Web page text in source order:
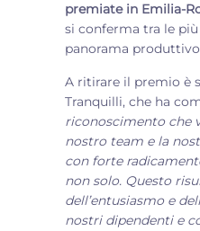
premiate in Emilia-
si conferma tra le
panorama
A ritirare il premio è
Tranquilli, che ha
riconoscimento che
nostro team e la
con forte
non solo. Questo
dell’entusiasmo e
nostri dipendenti e